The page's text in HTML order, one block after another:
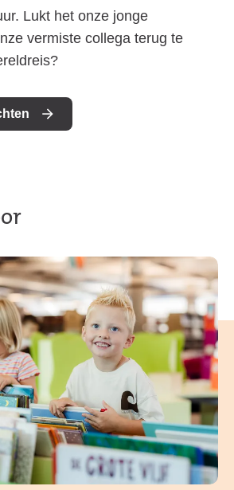
Lukt het onze jonge
vermiste collega terug te